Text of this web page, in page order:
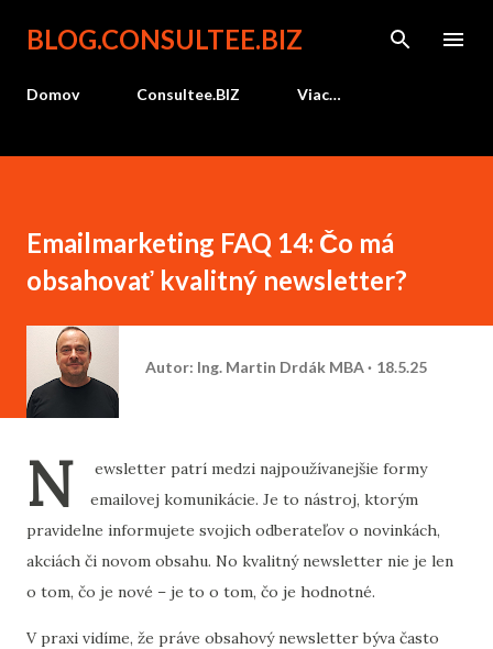
Preskočiť na hlavný obsah
BLOG.CONSULTEE.BIZ
Domov Consultee.BIZ Viac…
Emailmarketing FAQ 14: Čo má
obsahovať kvalitný newsletter?
Autor: Ing. Martin Drdák MBA 18.5.25
N ewsletter patrí medzi najpoužívanejšie formy
emailovej komunikácie. Je to nástroj, ktorým
pravidelne informujete svojich odberateľov o novinkách,
akciách či novom obsahu. No kvalitnýnewsletter nie je len
o tom, čo je nové – je to o tom, čo je hodnotné.
V praxi vidíme, že práve obsahovýnewsletterbýva často